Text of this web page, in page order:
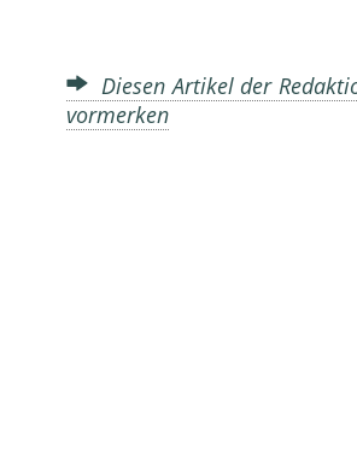
Diesen Artikel der
vormerken